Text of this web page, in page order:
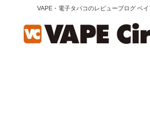
VAPE・電子タバコのレビューブログ ベイ